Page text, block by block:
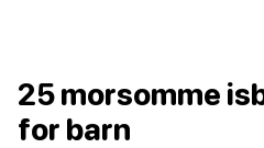
25 morsomme
for barn